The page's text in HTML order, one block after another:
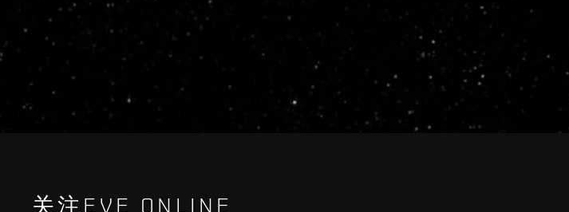
关注EVE ONLINE